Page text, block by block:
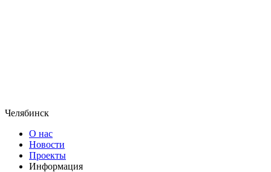
Челябинск
О нас
Новости
Проекты
Информация